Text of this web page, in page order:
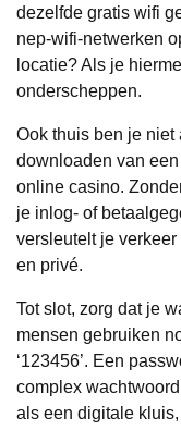
dezelfde gratis wifi
nep-wifi-netwerken
locatie? Als je
onderscheppen.
Ook thuis ben je
downloaden van
online casino.
je inlog- of
versleutelt je
en privé.
Tot slot, zorg dat je
mensen gebruiken
‘123456’. Een
complex
als een digitale